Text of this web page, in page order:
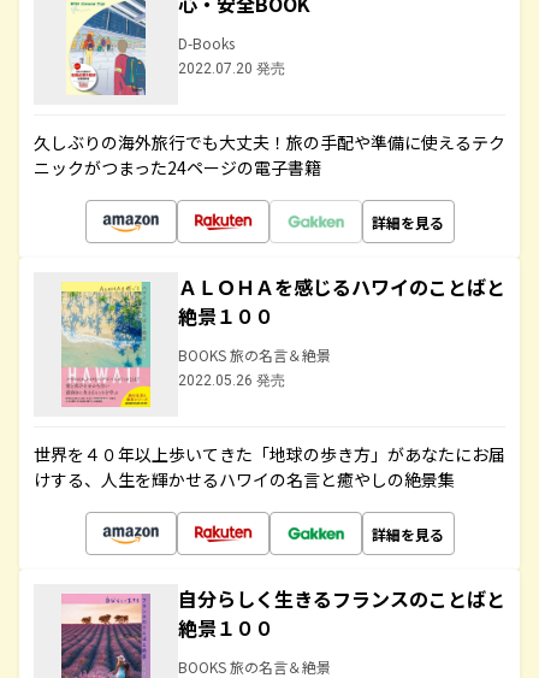
D-Books
2022.07.20 発売
久しぶりの海外旅行でも大丈夫！旅の手配や準備に使えるテク
ニックがつまった24ページの電子書籍
詳細を見る
ＡＬＯＨＡを感じるハワイのことばと
絶景１００
BOOKS 旅の名言＆絶景
2022.05.26 発売
世界を４０年以上歩いてきた「地球の歩き方」があなたにお届
けする、人生を輝かせるハワイの名言と癒やしの絶景集
詳細を見る
自分らしく生きるフランスのことばと
絶景１００
BOOKS 旅の名言＆絶景